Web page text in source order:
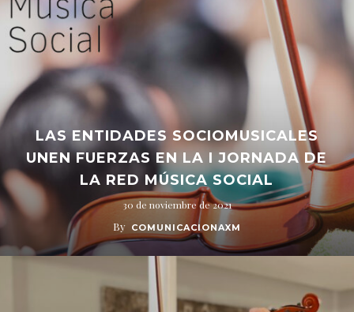
LAS ENTIDADES SOCIOMUSICALES
UNEN FUERZAS EN LA I JORNADA DE
LA RED MÚSICA SOCIAL
30 de noviembre de 2021
By COMUNICACIONAXM